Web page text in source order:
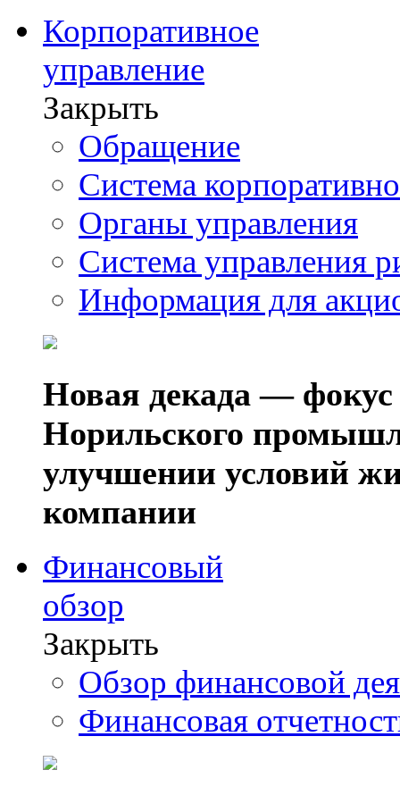
Корпоративное
управление
Закрыть
Обращение
Система
Органы управления
Система управления
Информация для
Новая декада — фокус
Норильского
улучшении условий
компании
Финансовый
обзор
Закрыть
Обзор финансовой
Финансовая